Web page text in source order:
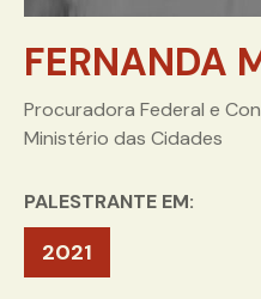
FERNANDA
Procuradora Federal e
Ministério das Cidades
PALESTRANTE EM:
2021